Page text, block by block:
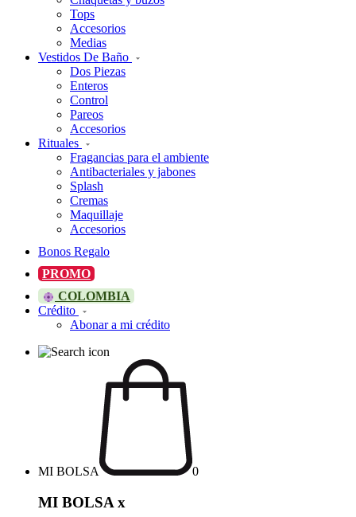
Tops
Accesorios
Medias
Vestidos De Baño
Dos Piezas
Enteros
Control
Pareos
Accesorios
Rituales
Fragancias para el ambiente
Antibacteriales y jabones
Splash
Cremas
Maquillaje
Accesorios
Bonos Regalo
PROMO
COLOMBIA
Crédito
Abonar a mi crédito
MI BOLSA 0
MI BOLSA x